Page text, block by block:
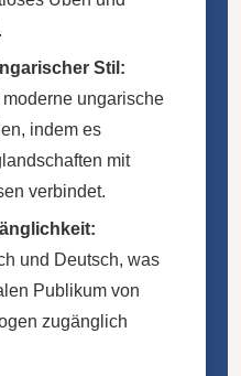
Stil:
ungarische
indem es
mit
verbindet.
und Deutsch, was
Publikum von
zugänglich